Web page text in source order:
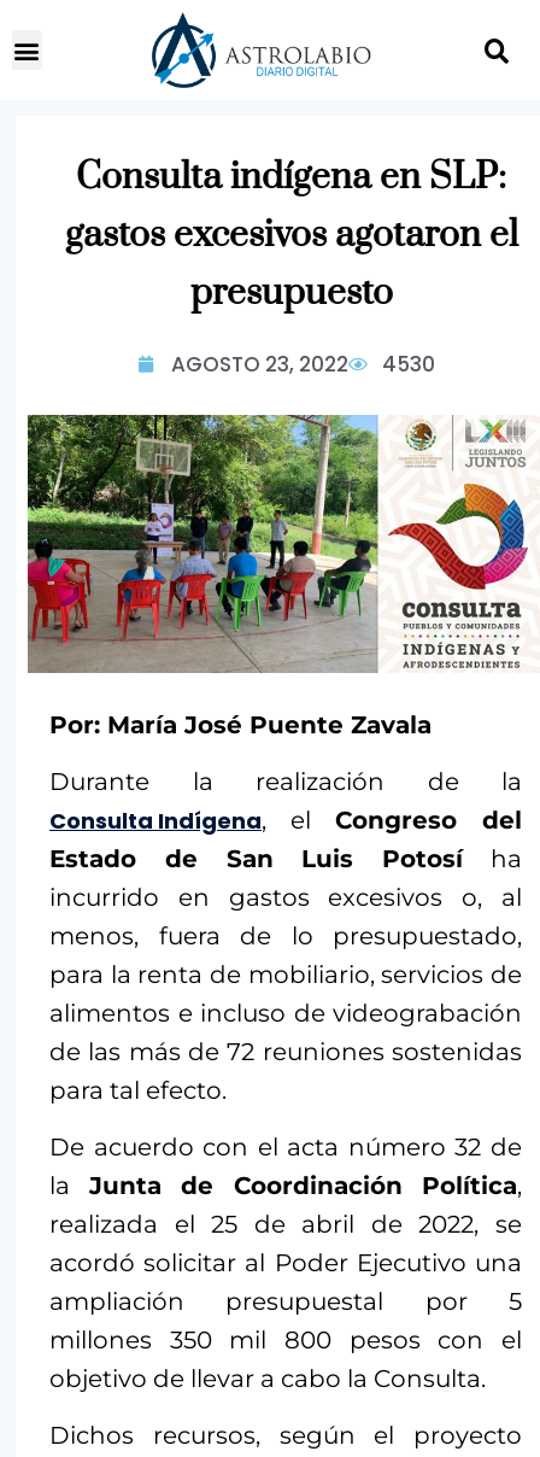
Consulta indígena en SLP:
gastos excesivos agotaron el
presupuesto
AGOSTO 23, 2022 4530
Por: María José Puente Zavala
Durante la realización de la
Consulta Indígena, el Congreso del
Estado de San Luis Potosíha
incurrido en gastos excesivos o, al
menos, fuera de lo presupuestado,
para la renta de mobiliario, servicios de
alimentos e incluso de videograbación
de las más de 72 reuniones sostenidas
para tal efecto.
De acuerdo con el acta número 32 de
laJunta de Coordinación Política,
realizada el 25 de abril de 2022, se
acordó solicitar al Poder Ejecutivo una
ampliación presupuestal por 5
millones 350 mil 800 pesos con el
objetivo de llevar a cabo la Consulta.
Dichos recursos, según el proyecto